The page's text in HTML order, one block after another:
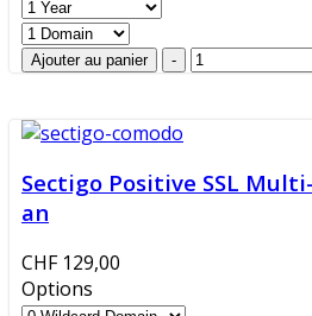
Sectigo Positive SSL
an
CHF 129,00
Options